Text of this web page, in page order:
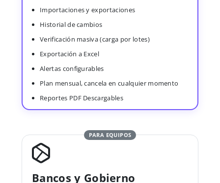
Importaciones y exportaciones
Historial de cambios
Verificación masiva (carga por lotes)
Exportación a Excel
Alertas configurables
Plan mensual, cancela en cualquier momento
Reportes PDF Descargables
PARA EQUIPOS
Bancos y Gobierno